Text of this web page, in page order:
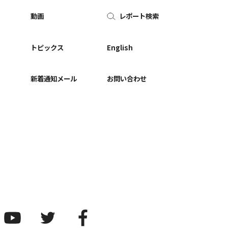
動画
トピックス
新着通知メール
レポート検索
English
お問い合わせ